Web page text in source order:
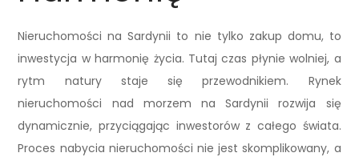
Nieruchomości na Sardynii to nie tylko zakup domu, to
inwestycja w harmonię życia. Tutaj czas płynie wolniej, a
rytm natury staje się przewodnikiem. Rynek
nieruchomości nad morzem na Sardynii rozwija się
dynamicznie, przyciągając inwestorów z całego świata.
Proces nabycia nieruchomości nie jest skomplikowany, a